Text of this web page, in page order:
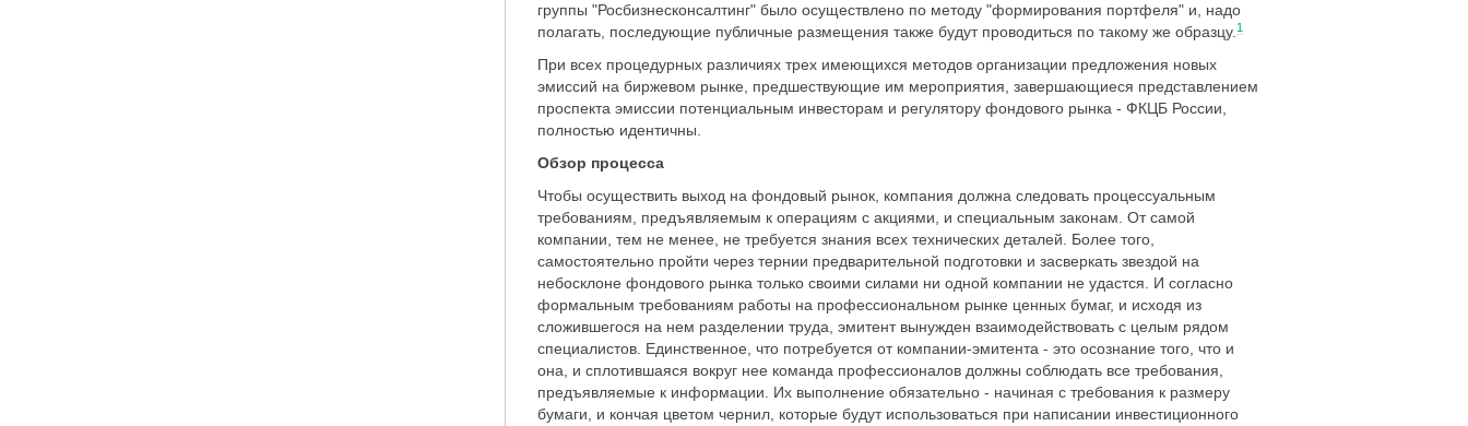
группы "Росбизнесконсалтинг" было осуществлено по методу "формирования портфеля" и, надо
полагать, последующие публичные размещения также будут проводиться по такому же образцу. 1
При всех процедурных различиях трех имеющихся методов организации предложения новых
эмиссий на биржевом рынке, предшествующие им мероприятия, завершающиеся представлением
проспекта эмиссии потенциальным инвесторам и регулятору фондового рынка - ФКЦБ России,
полностью идентичны.
Обзор процесса
Чтобы осуществить выход на фондовый рынок, компания должна следовать процессуальным
требованиям, предъявляемым к операциям с акциями, и специальным законам. От самой
компании, тем не менее, не требуется знания всех технических деталей. Более того,
самостоятельно пройти через тернии предварительной подготовки и засверкать звездой на
небосклоне фондового рынка только своими силами ни одной компании не удастся. И согласно
формальным требованиям работы на профессиональном рынке ценных бумаг, и исходя из
сложившегося на нем разделении труда, эмитент вынужден взаимодействовать с целым рядом
специалистов. Единственное, что потребуется от компании-эмитента - это осознание того, что и
она, и сплотившаяся вокруг нее команда профессионалов должны соблюдать все требования,
предъявляемые к информации. Их выполнение обязательно - начиная с требования к размеру
бумаги, и кончая цветом чернил, которые будут использоваться при написании инвестиционного